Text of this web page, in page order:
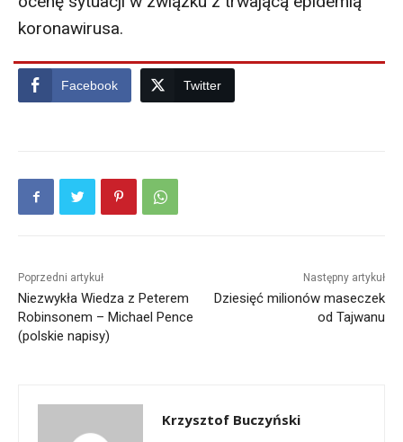
koronawirusa.
Facebook Twitter
Poprzedni artykuł
Niezwykła Wiedza z Peterem
Robinsonem – Michael Pence
(polskie napisy)
Następny artykuł
Dziesięć milionów maseczek
od Tajwanu
Krzysztof Buczyński